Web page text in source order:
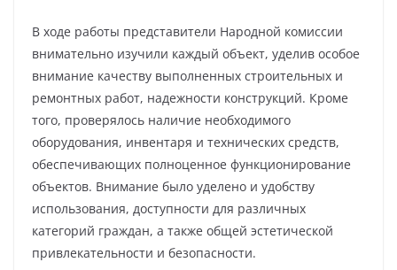
В ходе работы представители Народной комиссии
внимательно изучили каждый объект, уделив особое
внимание качеству выполненных строительных и
ремонтных работ, надежности конструкций. Кроме
того, проверялось наличие необходимого
оборудования, инвентаря и технических средств,
обеспечивающих полноценное функционирование
объектов. Внимание было уделено и удобству
использования, доступности для различных
категорий граждан, а также общей эстетической
привлекательности и безопасности.